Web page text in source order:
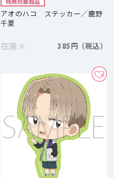
アオのハコ ステッカー／鹿野
千夏
在庫 × 385円